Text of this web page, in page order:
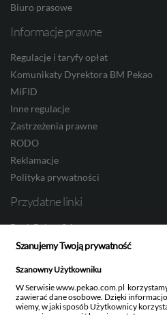
Biuro prasowe
Informacje prawne
Regulacje i taryfy opłat
Komunikaty Dyrektora BM Pekao
MiFID
Inne regulacje
Zastrzeżenia prawne
RODO
Reklamacje
Polityka prywatności
Przydatne linki
Bank Pekao S.A.
Obligacje Skarbowe
Ustawienia newslettera
Szanujemy Twoją prywatność
Szanowny Użytkowniku
W Serwisie www.pekao.com.pl
zawierać dane osobowe. Dzięki
wiemy, w jaki sposób Użytkownicy